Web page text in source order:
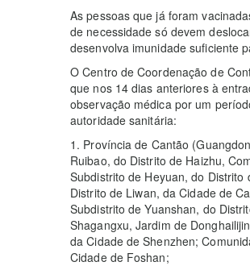
As pessoas que já foram
de necessidade só devem
desenvolva imunidade suficiente
O Centro de Coordenação de
que nos 14 dias anteriores à
observação médica por um
autoridade sanitária:
1. Província de Cantão
Ruibao, do Distrito de Haizhu,
Subdistrito de Heyuan, do
Distrito de Liwan, da Cidade de
Subdistrito de Yuanshan, do
Shagangxu, Jardim de
da Cidade de Shenzhen;
Cidade de Foshan;